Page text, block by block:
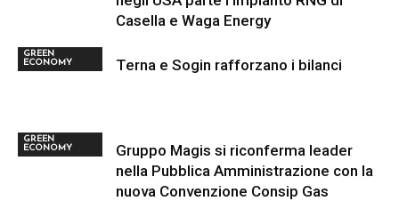
GREEN
ECONOMY
Casella e Waga Energy
GREEN
ECONOMY
Terna e Sogin rafforzano i bilanci
Gruppo Magis si riconferma leader
nella Pubblica Amministrazione con la
nuova Convenzione Consip Gas